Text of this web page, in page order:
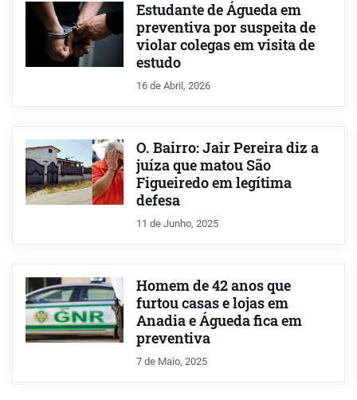
Estudante de Águeda em
preventiva por suspeita de
violar colegas em visita de
estudo
16 de Abril, 2026
O. Bairro: Jair Pereira diz a
juíza que matou São
Figueiredo em legítima
defesa
11 de Junho, 2025
Homem de 42 anos que
furtou casas e lojas em
Anadia e Águeda fica em
preventiva
7 de Maio, 2025